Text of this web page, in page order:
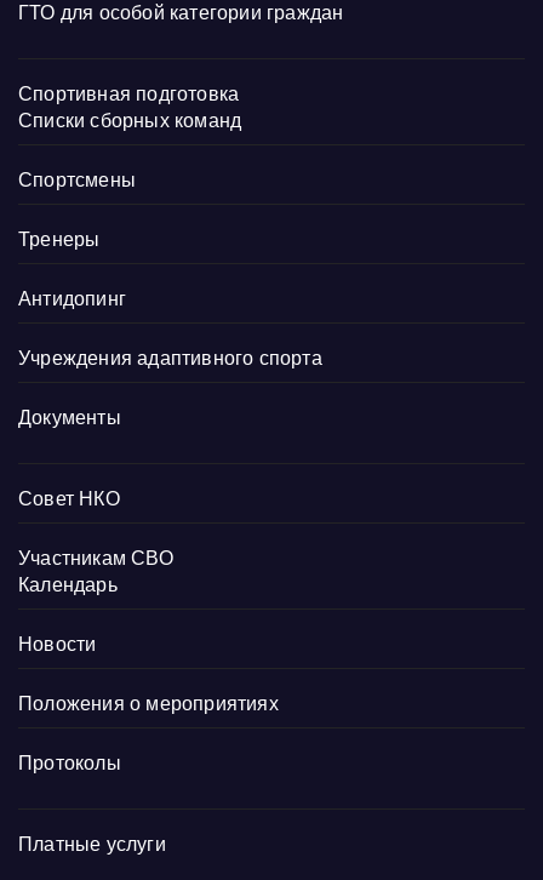
ГТО для особой категории граждан
Спортивная подготовка
Списки сборных команд
Спортсмены
Тренеры
Антидопинг
Учреждения адаптивного спорта
Документы
Совет НКО
Участникам СВО
Календарь
Новости
Положения о мероприятиях
Протоколы
Платные услуги